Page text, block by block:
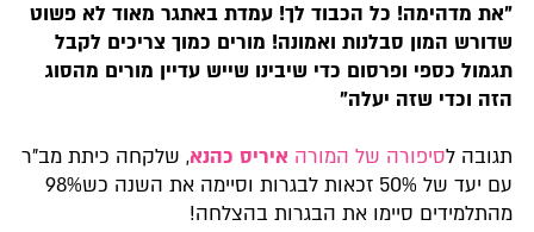
"את מדהימה! כל הכבוד לך! עמדת באתגר מאוד לא פשוט
שדורש המון סבלנות ואמונה! מורים כמוך צריכים לקבל
תגמול כספי ופרסום כדי שיבינו שייש עדיין מורים מהסוג
הזה וכדי שזה יעלה"
תגובה לסיפורה של המורה איריס כהנא, שלקחה כיתת מב"ר
עם יעד של 50% זכאות לבגרות וסיימה את השנה כש98%
מהתלמידים סיימו את הבגרות בהצלחה!